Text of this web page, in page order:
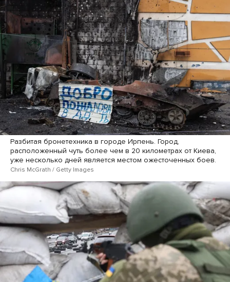
Разбитая бронетехника в городе Ирпень. Город,
расположенный чуть более чем в 20 километрах от Киева,
уже несколько дней является местом ожесточенных боев.
Chris McGrath / Getty Images